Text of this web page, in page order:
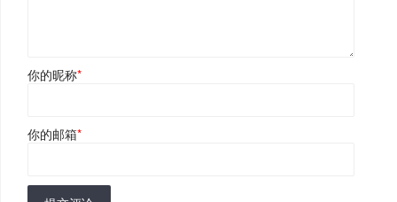
你的昵称*
你的邮箱*